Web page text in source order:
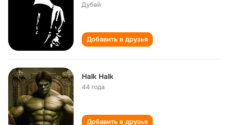
Дубай
Добавить в друзья
Halk Halk
44 года
Добавить в друзья